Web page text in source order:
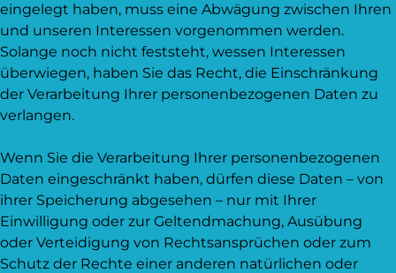
eingelegt haben, muss eine Abwägung zwischen Ihren
und unseren Interessen vorgenommen werden.
Solange noch nicht feststeht, wessen Interessen
überwiegen, haben Sie das Recht, die Einschränkung
der Verarbeitung Ihrer personenbezogenen Daten zu
verlangen.
Wenn Sie die Verarbeitung Ihrer personenbezogenen
Daten eingeschränkt haben, dürfen diese Daten – von
ihrer Speicherung abgesehen – nur mit Ihrer
Einwilligung oder zur Geltendmachung, Ausübung
oder Verteidigung von Rechtsansprüchen oder zum
Schutz der Rechte einer anderen natürlichen oder